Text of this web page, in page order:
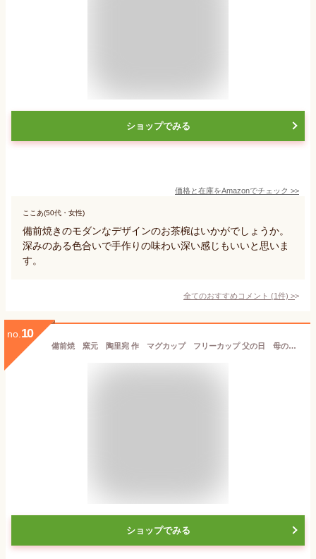
ショップでみる
価格と在庫をAmazonでチェック >>
ここあ(50代・女性)
備前焼きのモダンなデザインのお茶椀はいかがでしょうか。
深みのある色合いで手作りの味わい深い感じもいいと思いま
す。
全てのおすすめコメント (1件) >
no. 10
備前焼 窯元 陶里宛 作 マグカップ フリーカップ 父の日 母の日 贈り物 ギフト プレゼント
ショップでみる